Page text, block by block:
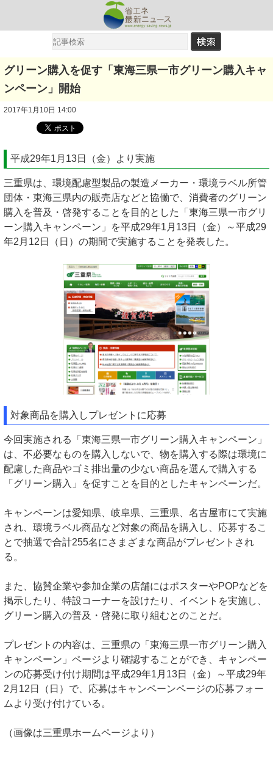
グリーン購入を促す「東海三県一市グリーン購入キャ
ンペーン」開始
2017年1月10日 14:00
平成29年1月13日（金）より実施
三重県は、環境配慮型製品の製造メーカー・環境ラベル所管
団体・東海三県内の販売店などと協働で、消費者のグリーン
購入を普及・啓発することを目的とした「東海三県一市グリ
ーン購入キャンペーン」を平成29年1月13日（金）～平成29
年2月12日（日）の期間で実施することを発表した。
対象商品を購入しプレゼントに応募
今回実施される「東海三県一市グリーン購入キャンペーン」
は、不必要なものを購入しないで、物を購入する際は環境に
配慮した商品やゴミ排出量の少ない商品を選んで購入する
「グリーン購入」を促すことを目的としたキャンペーンだ。
キャンペーンは愛知県、岐阜県、三重県、名古屋市にて実施
され、環境ラベル商品など対象の商品を購入し、応募するこ
とで抽選で合計255名にさまざまな商品がプレゼントされ
る。
また、協賛企業や参加企業の店舗にはポスターやPOPなどを
掲示したり、特設コーナーを設けたり、イベントを実施し、
グリーン購入の普及・啓発に取り組むとのことだ。
プレゼントの内容は、三重県の「東海三県一市グリーン購入
キャンペーン」ページより確認することができ、キャンペー
ンの応募受け付け期間は平成29年1月13日（金）～平成29年
2月12日（日）で、応募はキャンペーンページの応募フォー
ムより受け付けている。
（画像は三重県ホームページより）